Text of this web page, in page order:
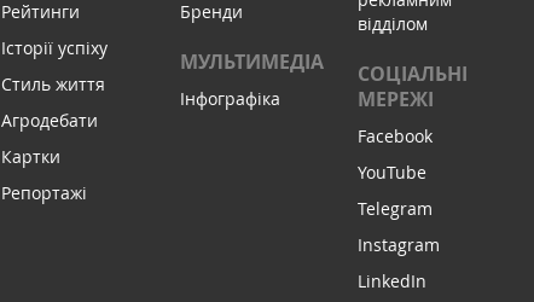
Рейтинги
Історії успіху
Стиль життя
Агродебати
Картки
Репортажі
Бренди
МУЛЬТИМЕДІА
Інфографіка
відділом
СОЦІАЛЬНІ
МЕРЕЖІ
Facebook
YouTube
Telegram
Instagram
LinkedIn